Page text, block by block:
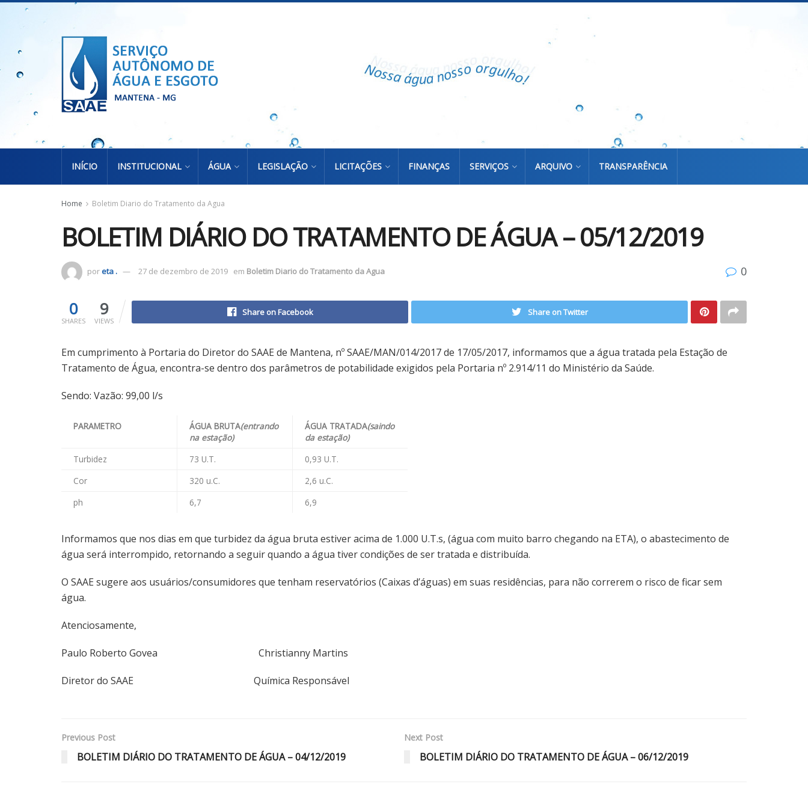
INÍCIO INSTITUCIONAL ÁGUA LEGISLAÇÃO LICITAÇÕES FINANÇAS SERVIÇOS ARQUIVO TRANSPARÊNCIA
Home Boletim Diario do Tratamento da Agua
BOLETIM DIÁRIO DO TRATAMENTO DE ÁGUA – 05/12/2019
poreta . 27 de dezembro de 2019 em Boletim Diario do Tratamento da Agua 0
0
SHARES
9
VIEWS
Share on Facebook Share on Twitter
Em cumprimento à Portaria do Diretor do SAAE de Mantena, nº SAAE/MAN/014/2017 de 17/05/2017, informamos que a água tratada pela Estação de
Tratamento de Água, encontra-se dentro dos parâmetros de potabilidade exigidos pela Portaria nº 2.914/11 do Ministério da Saúde.
Sendo: Vazão: 99,00 l/s
PARAMETRO ÁGUA BRUTA(entrando
na estação)
ÁGUA TRATADA(saindo
da estação)
Turbidez
73 U.T.
0,93 U.T.
Cor
320 u.C.
2,6 u.C.
ph
6,7 6,9
Informamos que nos dias em que turbidez da água bruta estiver acima de 1.000 U.T.s, (água com muito barro chegando na ETA), o abastecimento de
água será interrompido, retornando a seguir quando a água tiver condições de ser tratada e distribuída.
O SAAE sugere aos usuários/consumidores que tenham reservatórios (Caixas d’águas) em suas residências, para não correrem o risco de ficar sem
água.
Atenciosamente,
Paulo Roberto Govea Christianny Martins
Diretor do SAAE Química Responsável
Previous Post
BOLETIM DIÁRIO DO TRATAMENTO DE ÁGUA – 04/12/2019
Next Post
BOLETIM DIÁRIO DO TRATAMENTO DE ÁGUA – 06/12/2019